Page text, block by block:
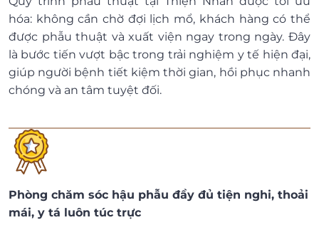
hóa: không cần chờ đợi lịch mổ, khách hàng có thể
được phẫu thuật và xuất viện ngay trong ngày. Đây
là bước tiến vượt bậc trong trải nghiệm y tế hiện đại,
giúp người bệnh tiết kiệm thời gian, hồi phục nhanh
chóng và an tâm tuyệt đối.
Phòng chăm sóc hậu phẫu đầy đủ tiện nghi, thoải
mái, y tá luôn túc trực